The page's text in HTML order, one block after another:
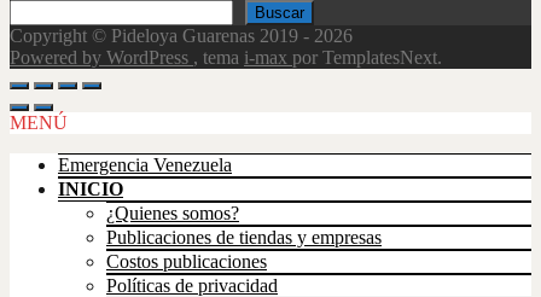
Buscar
Copyright © Pideloya Guarenas 2019 - 2026
Powered by WordPress , tema i-max por TemplatesNext.
Scroll
Up
MENÚ
Emergencia Venezuela
INICIO
¿Quienes somos?
Publicaciones de tiendas y empresas
Costos publicaciones
Políticas de privacidad